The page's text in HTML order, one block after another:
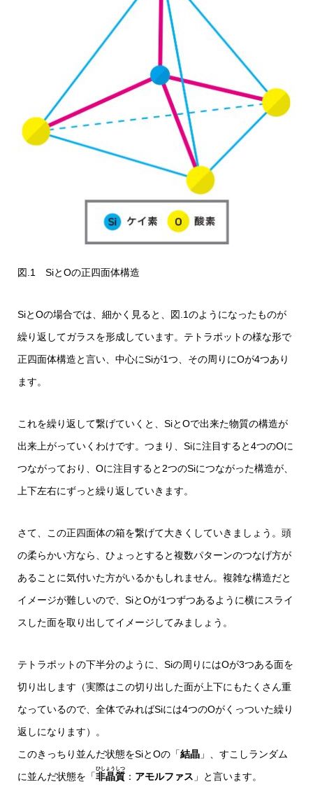
図.1 SiとOの正四面体構造
SiとOの場合では、細かく見ると、図.1のようになったものが
繰り返してガラスを形成しています。テトラポットの様な形で
正四面体構造と言い、中心にSiが1つ、その周りにOが4つあり
ます。
これを繰り返して繋げていくと、SiとOで出来た物質の構造が
出来上がっていくわけです。つまり、Siに注目すると4つのOに
つながっており、Oに注目すると2つのSiにつながった構造が、
上下左右にずっと繰り返していきます。
さて、この正四面体の箱を繋げて大きくしていきましょう。頭
の柔らかい方なら、ひょっとすると複数パターンのつなげ方が
あることに気付いた方がいるかもしれません。複雑な構造だと
イメージが難しいので、SiとOが1つずつあるように横にスライ
スした面を取り出してイメージしてみましょう。
テトラポットの下半分のように、Siの周りにはOが3つある面を
切り出します（実際はこの切り出した面が上下にもたくさん重
なっているので、全体でみればSiには4つのOがくっついた繰り
返しになります）。
このきっちり並んだ状態をSiとOの「結晶 」、すこしランダム
に並んだ状態を「非晶質
ひしょうしつ
： アモルファス 」と言います。